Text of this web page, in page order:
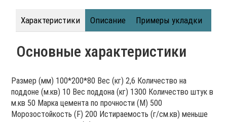
Характеристики Описание Примеры укладки
Основные характеристики
Размер (мм) 100*200*80 Вес (кг) 2,6 Количество на
поддоне (м.кв) 10 Вес поддона (кг) 1300 Количество штук в
м.кв 50 Марка цемента по прочности (M) 500
Морозостойкость (F) 200 Истираемость (г/см.кв) меньше